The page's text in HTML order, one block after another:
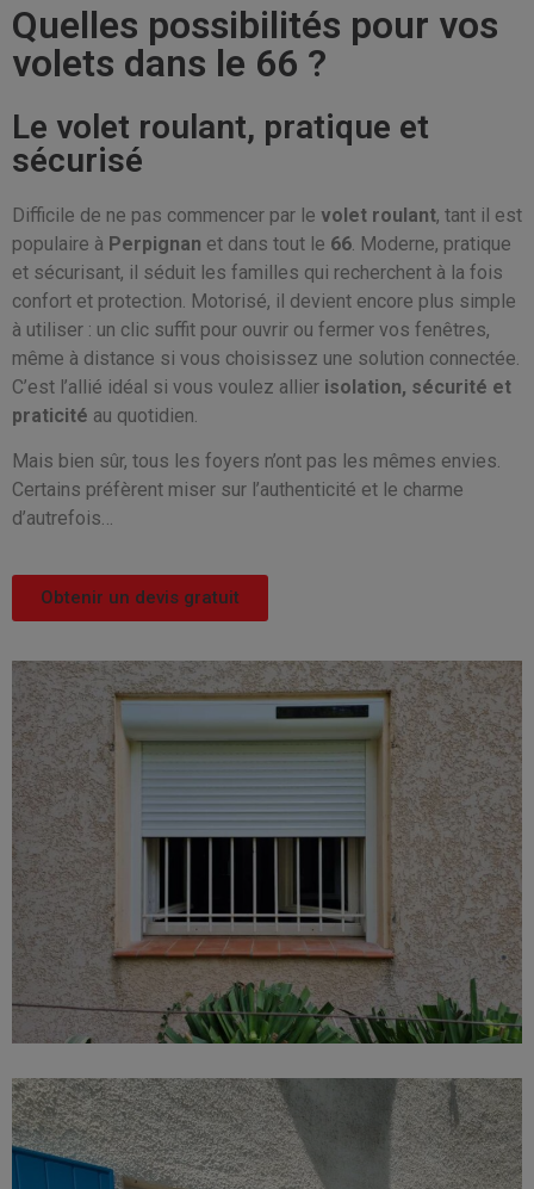
Quelles possibilités pour vos
volets dans le 66 ?
Le volet roulant, pratique et
sécurisé
Difficile de ne pas commencer par le volet roulant, tant il est
populaire à Perpignan et dans tout le 66. Moderne, pratique
et sécurisant, il séduit les familles qui recherchent à la fois
confort et protection. Motorisé, il devient encore plus simple
à utiliser : un clic suffit pour ouvrir ou fermer vos fenêtres,
même à distance si vous choisissez une solution connectée.
C’est l’allié idéal si vous voulez allier isolation, sécurité et
praticité au quotidien.
Mais bien sûr, tous les foyers n’ont pas les mêmes envies.
Certains préfèrent miser sur l’authenticité et le charme
d’autrefois…
Obtenir un devis gratuit